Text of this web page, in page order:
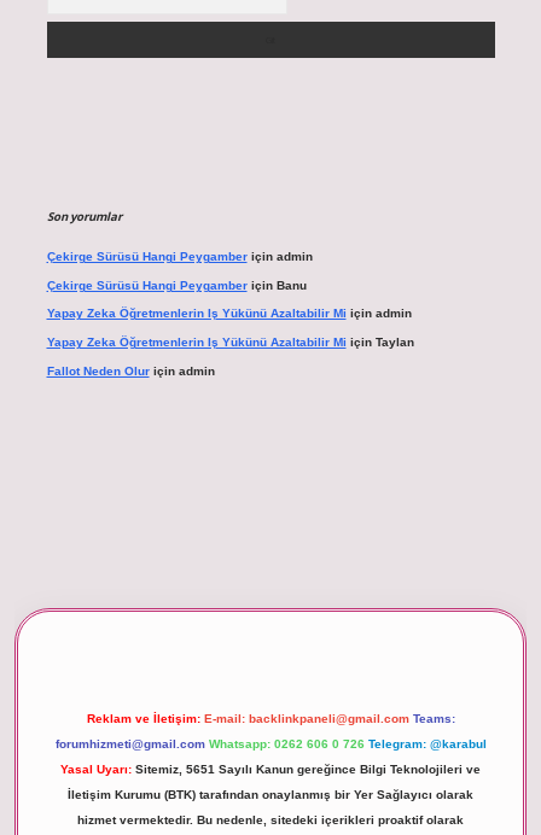
Son yorumlar
Çekirge Sürüsü Hangi Peygamberiçin admin
Çekirge Sürüsü Hangi Peygamberiçin Banu
Yapay Zeka Öğretmenlerin Iş Yükünü Azaltabilir Mi için admin
Yapay Zeka Öğretmenlerin Iş Yükünü Azaltabilir Mi için Taylan
Fallot Neden Oluriçin admin
Reklam ve İletişim: E-mail: backlinkpaneli@gmail.com Teams:
forumhizmeti@gmail.com Whatsapp: 0262 606 0 726 Telegram: @karabul
Yasal Uyarı: Sitemiz, 5651 Sayılı Kanun gereğince Bilgi Teknolojileri ve
İletişim Kurumu (BTK) tarafından onaylanmış bir Yer Sağlayıcı olarak
hizmet vermektedir. Bu nedenle, sitedeki içerikleri proaktif olarak